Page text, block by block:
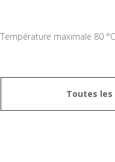
Température maximale 80
Toutes